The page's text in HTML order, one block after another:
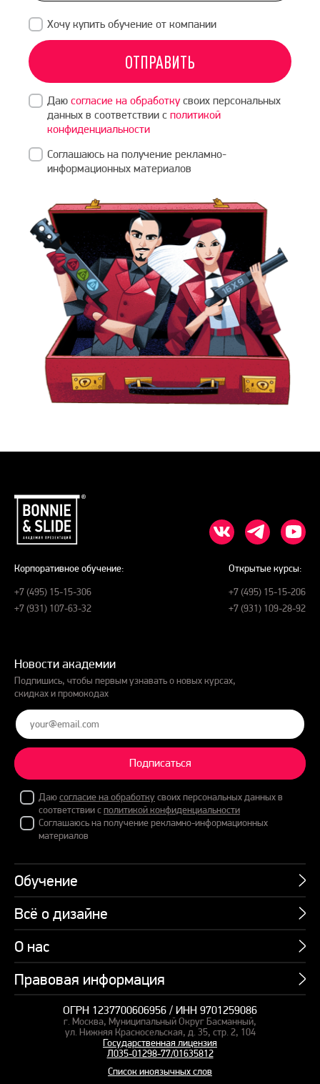
Хочу купить обучение от компании
ОТПРАВИТЬ
Даю согласие на обработкусвоих персональных
данных в соответствии с политикой
конфиденциальности
Соглашаюсь на получение рекламно-
информационных материалов
Корпоративное обучение:
+7 (495) 15-15-306
+7 (931) 107-63-32
Открытые курсы:
+7 (495) 15-15-206
+7 (931) 109-28-92
Новости академии
Подпишись, чтобы первым узнавать о новых курсах,
скидках и промокодах
Подписаться
Даюсогласие на обработкусвоих персональных данных в
соответствии сполитикой конфиденциальности
Соглашаюсь на получение рекламно-информационных
материалов
Обучение
Курсы
Пакетные предложения
Профессии
Подарочные сертификаты
Корпоративное обучение
Курсы для сотрудников
Пакетные предложения
Всё о дизайне
Учебник по презентациям
Банк слайдов
Вебинары
Студия дизайна
Заказать презентацию
О нас
Об академии
СМИ о нас
Правовая информация
Карта сайта
Оферта и лицензия
Политика конфиденциальности
ОГРН 1237700606956 / ИНН 9701259086
г. Москва, Муниципальный Округ Басманный,
ул. Нижняя Красносельская, д. 35, стр. 2, 104
Государственная лицензия
Л035-01298-77/01635812
Список иноязычных слов